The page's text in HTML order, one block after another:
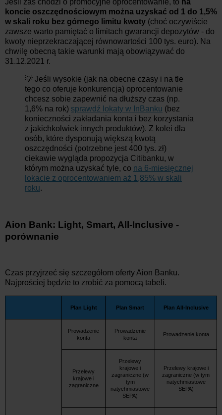
Jeśli zaś chodzi o promocyjne oprocentowanie, to na
koncie oszczędnościowym można uzyskać od 1 do 1,5%
w skali roku bez górnego limitu kwoty (choć oczywiście
zawsze warto pamiętać o limitach gwarancji depozytów - do
kwoty nieprzekraczającej równowartości 100 tys. euro). Na
chwilę obecną takie warunki mają obowiązywać do
31.12.2021 r.
💡 Jeśli wysokie (jak na obecne czasy i na tle
tego co oferuje konkurencja) oprocentowanie
chcesz sobie zapewnić na dłuższy czas (np.
1,6% na rok) sprawdź lokaty w InBanku (bez
konieczności zakładania konta i bez korzystania
z jakichkolwiek innych produktów). Z kolei dla
osób, które dysponują większą kwotą
oszczędności (potrzebne jest 400 tys. zł)
ciekawie wygląda propozycja Citibanku, w
którym można uzyskać tyle, co na 6-miesięcznej
lokacie z oprocentowaniem aż 1,85% w skali
roku.
Aion Bank: Light, Smart, All-Inclusive -
porównanie
Czas przyjrzeć się szczegółom oferty Aion Banku.
Najprościej będzie to zrobić za pomocą tabeli.
Plan Light Plan Smart Plan All-Inclusive
Prowadzenie
konta
Prowadzenie
konta
Prowadzenie konta
Przelewy
krajowe i
zagraniczne
Przelewy
krajowe i
zagraniczne (w
tym
natychmiastowe
SEPA)
Przelewy krajowe i
zagraniczne (w tym
natychmiastowe
SEPA)